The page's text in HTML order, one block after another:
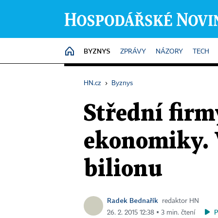
HOME
BYZNYS ZPRÁVY NÁZORY TECH
HN.cz › Byznys
Střední
ekonomiky.
bilionu
Radek Bednařík
redaktor HN
26. 2. 2015 12:38 ▪ 3 min. čtení